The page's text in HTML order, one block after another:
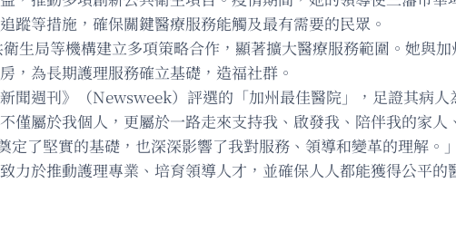
蹤等措施，確保關鍵醫療服務能觸及最有需要的民眾。
生局等機構建立多項策略合作，顯著擴大醫療服務範圍。她與
，為長期護理服務確立基礎，造福社群。
聞週刊》（Newsweek）評選的「加州最佳醫院」，足證其病人
僅屬於我個人，更屬於一路走來支持我、啟發我、陪伴我的家人
定了堅實的基礎，也深深影響了我對服務、領導和變革的理解
力於推動護理專業、培育領導人才，並確保人人都能獲得公平